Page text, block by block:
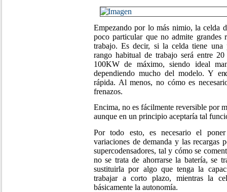
Empezando por lo más nimio, la celda
poco particular que no admite grandes
trabajo. Es decir, si la celda tiene
rango habitual de trabajo será entre
100KW de máximo, siendo ideal
dependiendo mucho del modelo. Y
rápida. Al menos, no cómo es
frenazos.
Encima, no es fácilmente reversible por
aunque en un principio aceptaría tal
Por todo esto, es necesario el
variaciones de demanda y las recargas
supercodensadores, tal y cómo se
no se trata de ahorrarse la batería, se
sustituirla por algo que tenga la
trabajar a corto plazo, mientras la
básicamente la autonomía.